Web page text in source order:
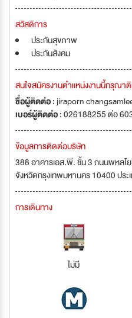
สวัสดิการ
ประกันสุขภาพ
ประกันสังคม
สนใจสมัครงานตำแหน่งงานนี้กรุณา
ชื่อผู้ติดต่อ :jiraporn
เบอร์ผู้ติดต่อ :026188255 ต่อ
ข้อมูลการติดต่อบริษัท
388 อาคารเอส.พี. ชั้น 3 ถนนพหลโ
จังหวัดกรุงเทพมหานคร 10400 ประ
การเดินทาง
ไม่มี